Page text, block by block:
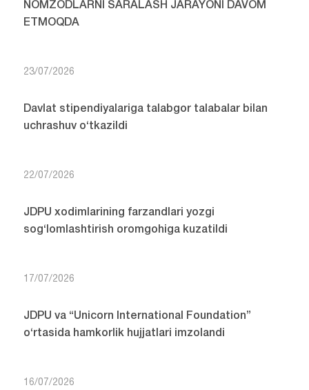
NOMZODLARNI SARALASH JARAYONI DAVOM
ETMOQDA
23/07/2026
Davlat stipendiyalariga talabgor talabalar bilan
uchrashuv o‘tkazildi
22/07/2026
JDPU xodimlarining farzandlari yozgi
sog‘lomlashtirish oromgohiga kuzatildi
17/07/2026
JDPU va “Unicorn International Foundation”
o‘rtasida hamkorlik hujjatlari imzolandi
16/07/2026